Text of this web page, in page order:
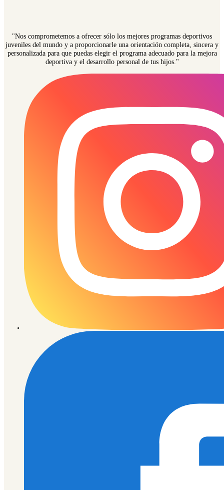
"Nos comprometemos a ofrecer sólo los mejores programas deportivos
juveniles del mundo y a proporcionarle una orientación completa, sincera y
personalizada para que puedas elegir el programa adecuado para la mejora
deportiva y el desarrollo personal de tus hijos."